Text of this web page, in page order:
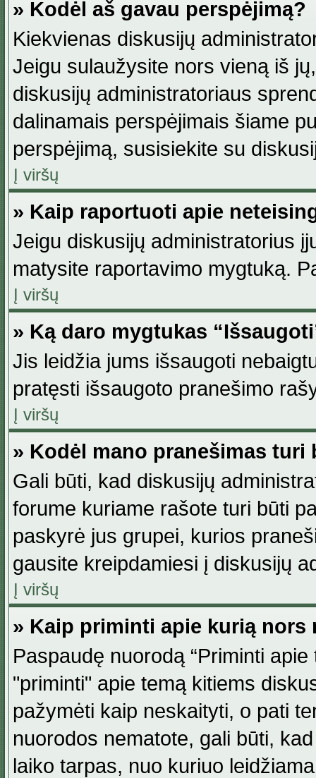
» Kodėl aš gavau perspėjimą?
Kiekvienas diskusijų
Jeigu sulaužysite nors vieną iš
diskusijų administratoriaus
dalinamais perspėjimais šiame
perspėjimą, susisiekite su
Į viršų
» Kaip raportuoti apie
Jeigu diskusijų administratorius
matysite raportavimo mygtuką.
Į viršų
» Ką daro mygtukas
Jis leidžia jums išsaugoti
pratęsti išsaugoto pranešimo
Į viršų
» Kodėl mano pranešimas
Gali būti, kad diskusijų
forume kuriame rašote turi būti
paskyrė jus grupei, kurios
gausite kreipdamiesi į diskusijų
Į viršų
» Kaip priminti apie kurią nors
Paspaudę nuorodą “Priminti
"priminti" apie temą kitiems
pažymėti kaip neskaityti, o pati
nuorodos nematote, gali būti,
laiko tarpas, nuo kuriuo